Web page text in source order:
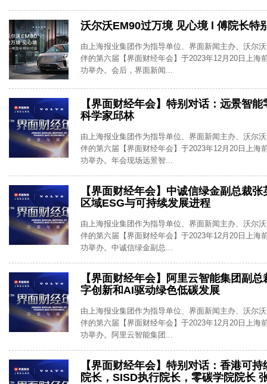
沃尔沃EM90过万境 见心境 l 傅院长特
由上海报业集团作为指导单位、界面新闻主办、沃尔
伴的第六届【界面财经年会】于2023年12月20日上海
功举办。会后，界面新闻...
【界面财经年会】特别对话：远景智
科学家邱林
由上海报业集团作为指导单位、界面新闻主办、沃尔
伴的第六届【界面财经年会】于2023年12月20日上海
功举办。年会现场远景智...
【界面财经年会】中诚信绿金副总裁
区域ESG与可持续发展进程
由上海报业集团作为指导单位、界面新闻主办、沃尔
伴的第六届【界面财经年会】于2023年12月20日上海
功举办。中诚信绿金副总...
【界面财经年会】阿里云智能集团副
字创新和AI驱动绿色低碳发展
由上海报业集团作为指导单位、界面新闻主办、沃尔
伴的第六届【界面财经年会】于2023年12月20日上海
功举办。阿里云智能集团...
【界面财经年会】特别对话：香港可
院长，SISD执行院长，零碳学院院长